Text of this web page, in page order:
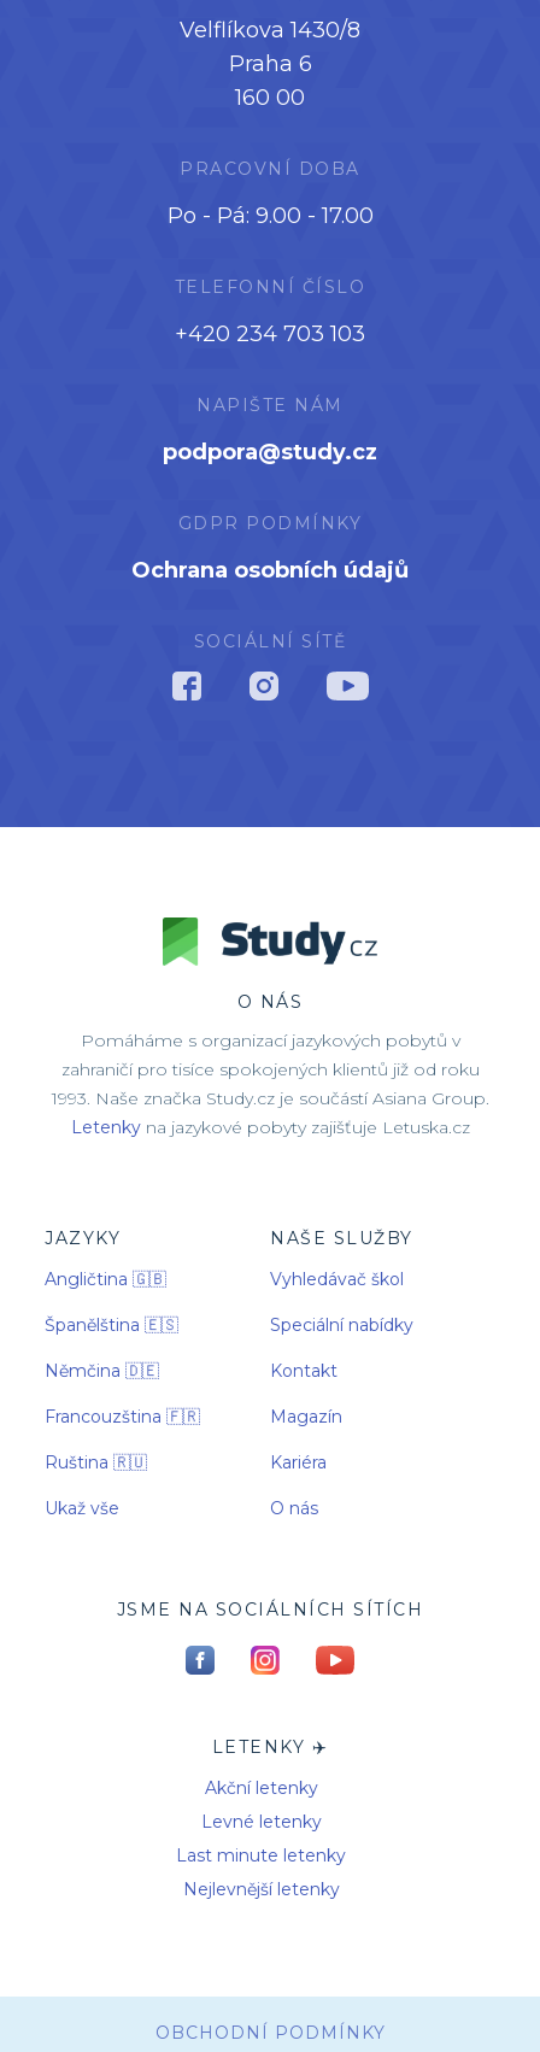
Velflíkova 1430/8
Praha 6
160 00
PRACOVNÍ DOBA
Po - Pá: 9.00 - 17.00
TELEFONNÍ ČÍSLO
+420 234 703 103
NAPIŠTE NÁM
podpora@study.cz
GDPR PODMÍNKY
Ochrana osobních údajů
SOCIÁLNÍ SÍTĚ
O NÁS
Pomáháme s organizací jazykových pobytů v
zahraničí pro tisíce spokojených klientů již od roku
1993. Naše značka Study.cz je součástí Asiana Group.
Letenkyna jazykové pobyty zajišťuje Letuska.cz
JAZYKY
Angličtina 🇬🇧
Španělština 🇪🇸
Němčina 🇩🇪
Francouzština 🇫🇷
Ruština 🇷🇺
Ukaž vše
NAŠE SLUŽBY
Vyhledávač škol
Speciální nabídky
Kontakt
Magazín
Kariéra
O nás
JSME NA SOCIÁLNÍCH SÍTÍCH
LETENKY ✈️
Akční letenky
Levné letenky
Last minute letenky
Nejlevnější letenky
OBCHODNÍ PODMÍNKY